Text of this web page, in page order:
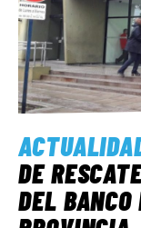
DE
DEL